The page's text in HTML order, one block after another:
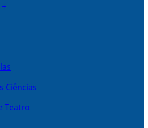
Ciências
Teatro